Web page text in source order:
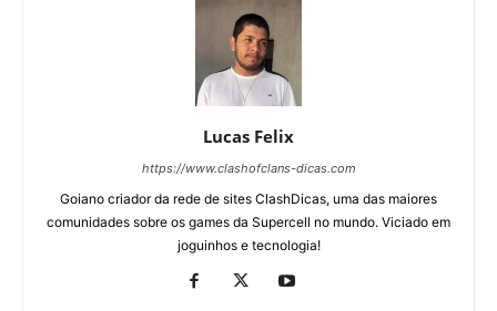
Lucas Felix
https://www.clashofclans-dicas.com
Goiano criador da rede de sites ClashDicas, uma das maiores
comunidades sobre os games da Supercell no mundo. Viciado em
joguinhos e tecnologia!